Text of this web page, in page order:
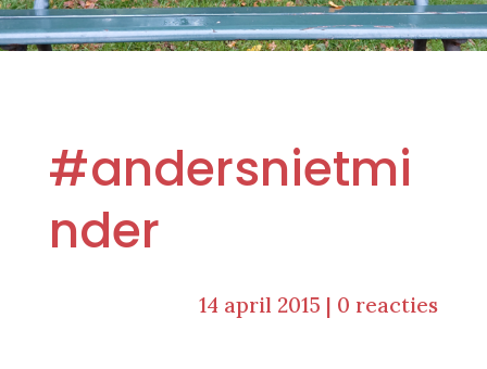
#andersnietmi
nder
14 april 2015 | 0 reacties